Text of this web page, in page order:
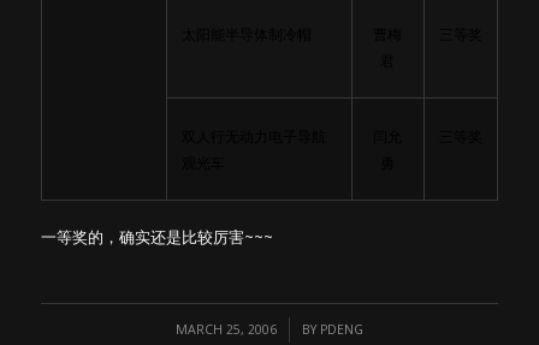
一等奖的，确实还是比较厉害~~~
MARCH 25, 2006
/ BY PDENG